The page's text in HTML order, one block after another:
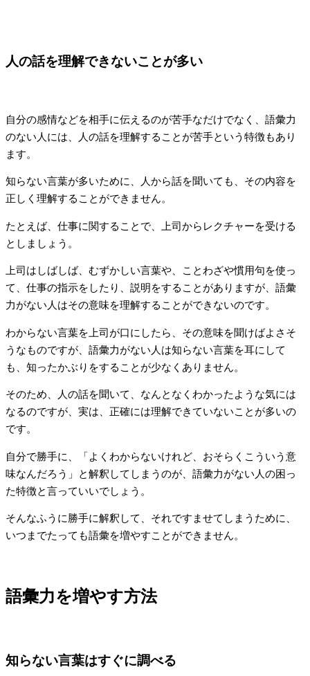
人の話を理解できないことが多い
自分の感情などを相手に伝えるのが苦手なだけでなく、語彙力
のない人には、人の話を理解することが苦手という特徴もあり
ます。
知らない言葉が多いために、人から話を聞いても、その内容を
正しく理解することができません。
たとえば、仕事に関することで、上司からレクチャーを受ける
としましょう。
上司はしばしば、むずかしい言葉や、ことわざや慣用句を使っ
て、仕事の指示をしたり、説明をすることがありますが、語彙
力がない人はその意味を理解することができないのです。
わからない言葉を上司が口にしたら、その意味を聞けばよさそ
うなものですが、語彙力がない人は知らない言葉を耳にして
も、知ったかぶりをすることが少なくありません。
そのため、人の話を聞いて、なんとなくわかったような気には
なるのですが、実は、正確には理解できていないことが多いの
です。
自分で勝手に、「よくわからないけれど、おそらくこういう意
味なんだろう」と解釈してしまうのが、語彙力がない人の困っ
た特徴と言っていいでしょう。
そんなふうに勝手に解釈して、それですませてしまうために、
いつまでたっても語彙を増やすことができません。
語彙力を増やす方法
知らない言葉はすぐに調べる